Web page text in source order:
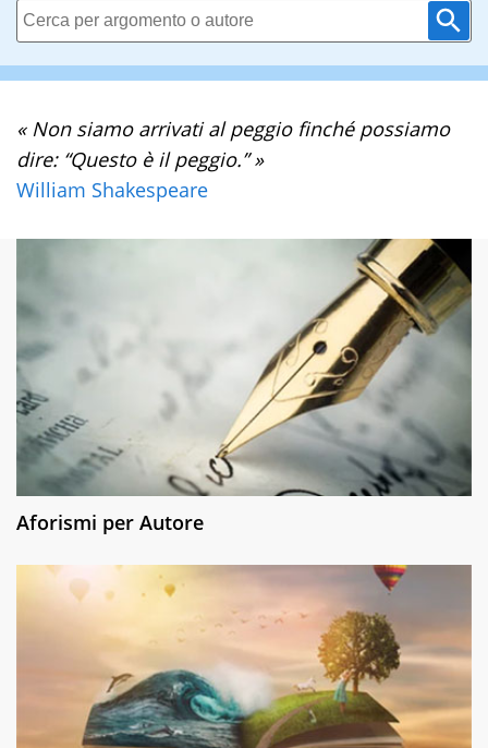
« Non siamo arrivati al peggio finché possiamo
dire: “Questo è il peggio.” »
William Shakespeare
Aforismi per Autore